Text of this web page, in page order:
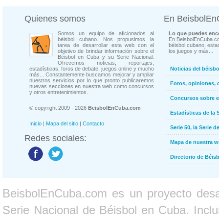
Quienes somos
Somos un equipo de aficionados al
béisbol cubano. Nos propusimos la
tarea de desarrollar esta web con el
objetivo de brindar información sobre el
Béisbol en Cuba y su Serie Nacional.
Ofrecemos noticias, reportajes,
estadísticas, foros de debate, juegos online y mucho
más... Constantemente buscamos mejorar y ampliar
nuestros servicios por lo que pronto publicaremos
nuevas secciones en nuestra web como concursos
y otros entretenimientos.
© copyright 2009 - 2026 BeisbolEnCuba.com
Inicio | Mapa del sitio | Contacto
Redes sociales:
En
Lo que puedes
En
béisbol cubano,
los juegos y más...
Noticias del
Foros, opiniones,
Concursos sobre
Estadísticas de la
Serie 50, la Serie
Mapa de nuestra
Directorio de
BeisbolEnCuba.com es un proyecto
Serie Nacional de Béisbol en Cuba.